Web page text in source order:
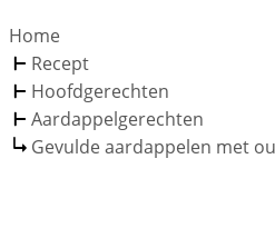
Home
Recept
Hoofdgerechten
Aardappelgerechten
Gevulde aardappelen met